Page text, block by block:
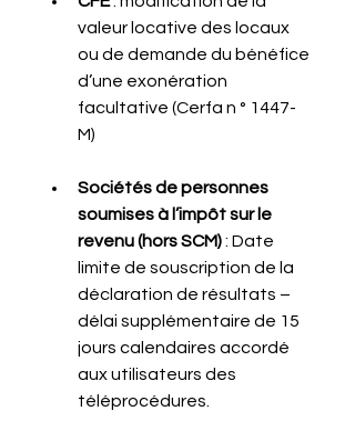
valeur locative des locaux
ou de demande du bénéfice
d’une exonération
facultative (Cerfa n ° 1447-
M)
Sociétés de personnes
soumises à l’impôt sur le
revenu (hors SCM) : Date
limite de souscription de la
déclaration de résultats –
délai supplémentaire de 15
jours calendaires accordé
aux utilisateurs des
téléprocédures.